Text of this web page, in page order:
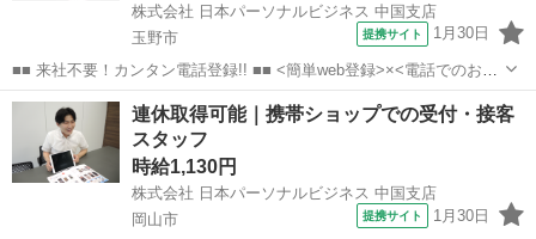
株式会社 日本パーソナルビジネス 中国支店
玉野市
提携サイト 1月30日
■■ 来社不要！カンタン電話登録!! ■■ <簡単web登録>×<電話でのお仕
事紹介> で、来社なくお仕事探しが可能です♪ 基本情報を入力したら
電話で希望を伝えるだけでOK★ 営業、ラウンダー、事務のお仕事も
あります♪ ご希...
岡山 玉野市 店長
連休取得可能｜携帯ショップでの受付・接客
スタッフ
時給1,130円
株式会社 日本パーソナルビジネス 中国支店
岡山市
提携サイト 1月30日